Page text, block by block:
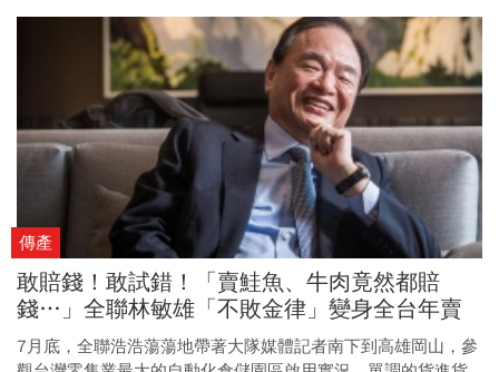
出自她手。成立出版社之前，李靜宜其實在李登輝、陳水扁、
馬英九到蔡英文四朝總統府辦公室都待過。從一九九一年到二
○○一年，她慢慢成為老李的左右手，是阿輝伯重要的「文
膽」，李登輝甚至曾當面說：「我心裡想什麼，妳是最了解
的。」。她想起李登輝走的日子，「那天風很大。」她沒明
言，但老李曾說，死後他會化為風，果然是大風。以下是李靜
宜親筆，寫下日常的李登輝。
傳產
敢賠錢！敢試錯！「賣鮭魚、牛肉竟然都賠
錢…」全聯林敏雄「不敗金律」變身全台年賣
千億最大超市
7月底，全聯浩浩蕩蕩地帶著大隊媒體記者南下到高雄岡山，參